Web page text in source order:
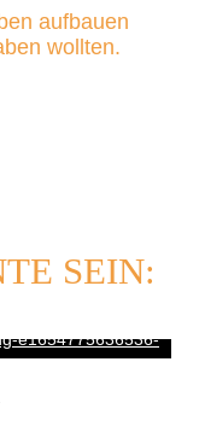
aufbauen
wollten.
SEIN: